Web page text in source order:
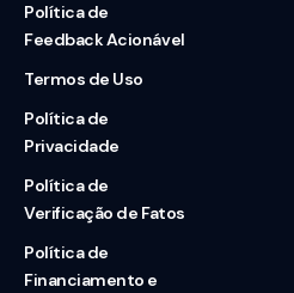
Política de
Feedback Acionável
Termos de Uso
Política de
Privacidade
Política de
Verificação de Fatos
Política de
Financiamento e